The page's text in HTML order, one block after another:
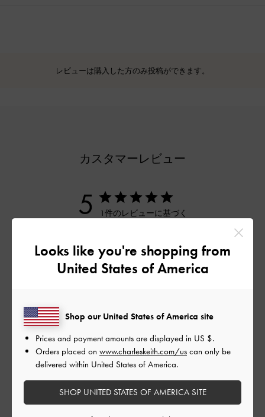
レビューは購入した方のみ投稿ができます。
カスタマーレビュー
5 1件のレビューに基づく
4
0
3
0
レビューを書く
Looks like you're shopping from
United States of America
Shop our United States of America site
Prices and payment amounts are displayed in US $.
Orders placed on www.charleskeith.com/us can only be
delivered within United States of America.
SHOP UNITED STATES OF AMERICA SITE